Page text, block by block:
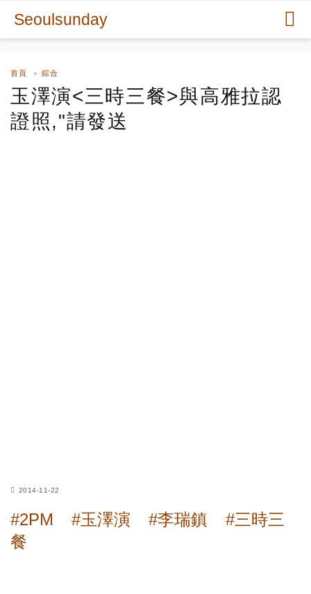
Seoulsunday
首頁 綜合
玉澤演<三時三餐>與高雅拉認
證照,"請發送
2014-11-22
#2PM #玉澤演 #李瑞鎮
#三時三
餐